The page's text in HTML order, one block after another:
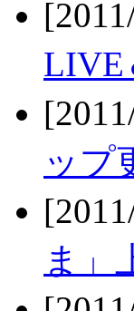
LIVE
ップ
ま」